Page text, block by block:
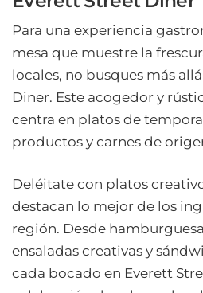
Para una experiencia
mesa que muestre la
locales, no busques más
Diner. Este acogedor y
centra en platos de
productos y carnes de
Deléitate con platos
destacan lo mejor de los
región. Desde
ensaladas creativas y
cada bocado en Everett